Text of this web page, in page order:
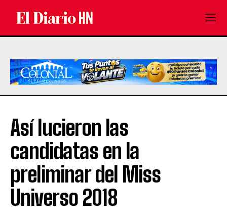
Así lucieron las
candidatas en la
preliminar del Miss
Universo 2018